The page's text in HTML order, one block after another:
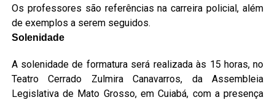
Os professores são referências na carreira policial, além
de exemplos a serem seguidos.
Solenidade
A solenidade de formatura será realizada às 15 horas, no
Teatro Cerrado Zulmira Canavarros, da Assembleia
Legislativa de Mato Grosso, em Cuiabá, com a presença